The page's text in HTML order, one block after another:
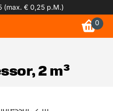
€ 0,25 p.M.)
0
2 m³